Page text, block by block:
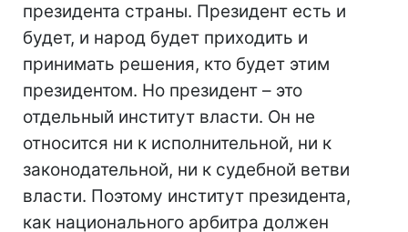
президента страны. Президент есть и
будет, и народ будет приходить и
принимать решения, кто будет этим
президентом. Но президент – это
отдельный институт власти. Он не
относится ни к исполнительной, ни к
законодательной, ни к судебной ветви
власти. Поэтому институт президента,
как национального арбитра должен